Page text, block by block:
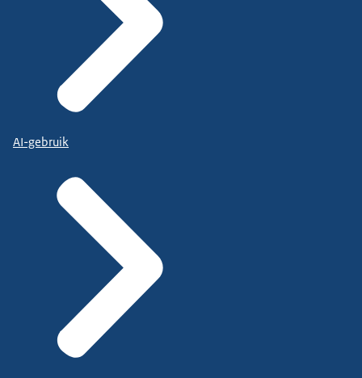
AI-gebruik